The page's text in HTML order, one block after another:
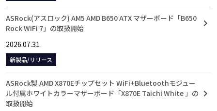
ASRock(アスロック) AM5 AMD B650 ATX マザーボード「B650
Rock WiFi 7」の取扱開始
2026.07.31
新製品/リリース
ASRock製 AMD X870Eチップセット WiFi+Bluetoothモジュー
ル付属ホワイトカラーマザーボード「X870E Taichi White 」の
取扱開始